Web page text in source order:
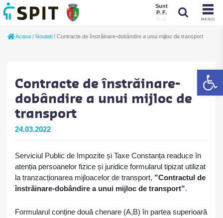
MENIU
Sunt
P. F.
P. J.
Acasa / Noutati / Contracte de înstrăinare-dobândire a unui mijloc de transport
Contracte de înstrăinare-
dobândire a unui mijloc de
transport
24.03.2022
Serviciul Public de Impozite și Taxe Constanța readuce în
atenția persoanelor fizice și juridice formularul tipizat utilizat
la tranzacționarea mijloacelor de transport, ”Contractul de
înstrăinare-dobândire a unui mijloc de transport”.
Formularul conține două chenare (A,B) în partea superioară